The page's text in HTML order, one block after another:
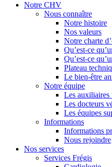
Notre CHV
Nous connaître
Notre histoire
Nos valeurs
Notre charte
Qu’est-ce
Qu’est-ce
Plateau
Le bien-être
Notre équipe
Les auxiliaires
Les docteurs
Les équipes
Informations
Informations
Nous rejoindre
Nos services
Services Frégis